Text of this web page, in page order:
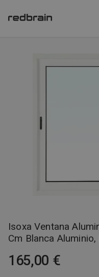
Isoxa Ventana Aluminio Corredera De 100X100
Cm Blanca
165,00 €